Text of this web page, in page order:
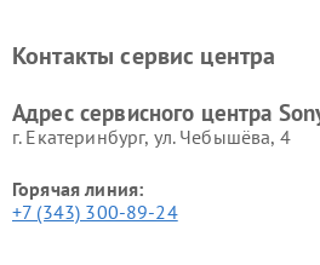
Контакты сервис центра
Адрес сервисного центра
г. Екатеринбург, ул. Чебышёва, 4
Горячая линия:
+7 (343) 300-89-24